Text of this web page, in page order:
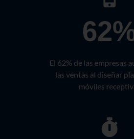
El 62% de las empresas
las ventas al diseñar
móviles